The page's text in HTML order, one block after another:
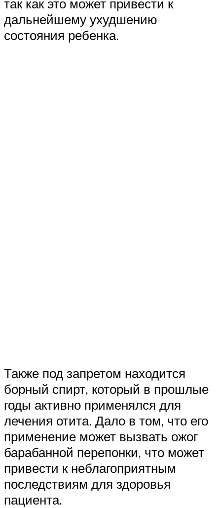
так как это может привести к
дальнейшему ухудшению
состояния ребенка.
Также под запретом находится
борный спирт, который в прошлые
годы активно применялся для
лечения отита. Дало в том, что его
применение может вызвать ожог
барабанной перепонки, что может
привести к неблагоприятным
последствиям для здоровья
пациента.